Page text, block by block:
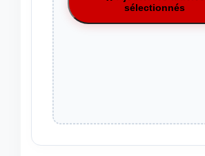
sélectionnés